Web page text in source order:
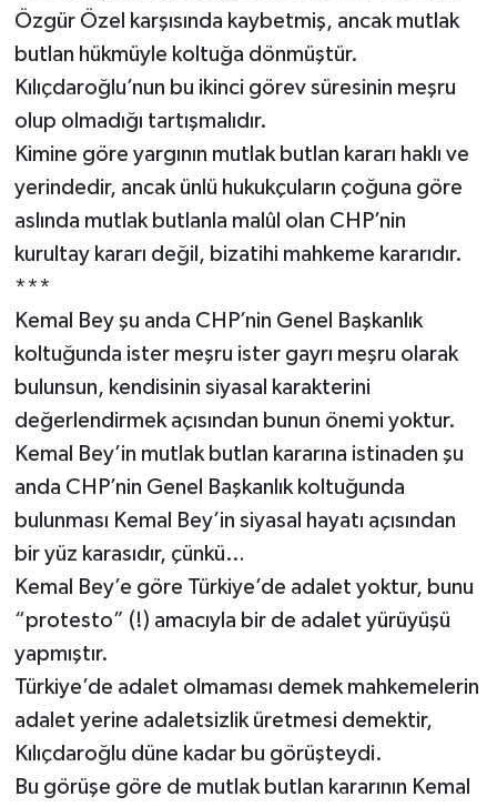
Özgür Özel karşısında kaybetmiş, ancak mutlak
butlan hükmüyle koltuğa dönmüştür.
Kılıçdaroğlu’nun bu ikinci görev süresinin meşru
olup olmadığı tartışmalıdır.
Kimine göre yargının mutlak butlan kararı haklı ve
yerindedir, ancak ünlü hukukçuların çoğuna göre
aslında mutlak butlanla malûl olan CHP’nin
kurultay kararı değil, bizatihi mahkeme kararıdır.
***
Kemal Bey şu anda CHP’nin Genel Başkanlık
koltuğunda ister meşru ister gayrı meşru olarak
bulunsun, kendisinin siyasal karakterini
değerlendirmek açısından bunun önemi yoktur.
Kemal Bey’in mutlak butlan kararına istinaden şu
anda CHP’nin Genel Başkanlık koltuğunda
bulunması Kemal Bey’in siyasal hayatı açısından
bir yüz karasıdır, çünkü…
Kemal Bey’e göre Türkiye’de adalet yoktur, bunu
“protesto” (!) amacıyla bir de adalet yürüyüşü
yapmıştır.
Türkiye’de adalet olmaması demek mahkemelerin
adalet yerine adaletsizlik üretmesi demektir,
Kılıçdaroğlu düne kadar bu görüşteydi.
Bu görüşe göre de mutlak butlan kararının Kemal